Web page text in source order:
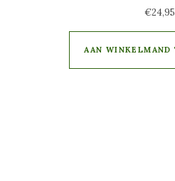
€24,95
AAN WINKELMAND